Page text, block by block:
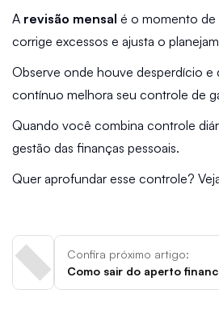
A revisão mensal é o momento de
corrige excessos e ajusta o
Observe onde houve desperdício e
contínuo melhora seu controle de
Quando você combina controle
gestão das finanças pessoais.
Quer aprofundar esse controle?
Confira próximo artigo:
Como sair do aperto